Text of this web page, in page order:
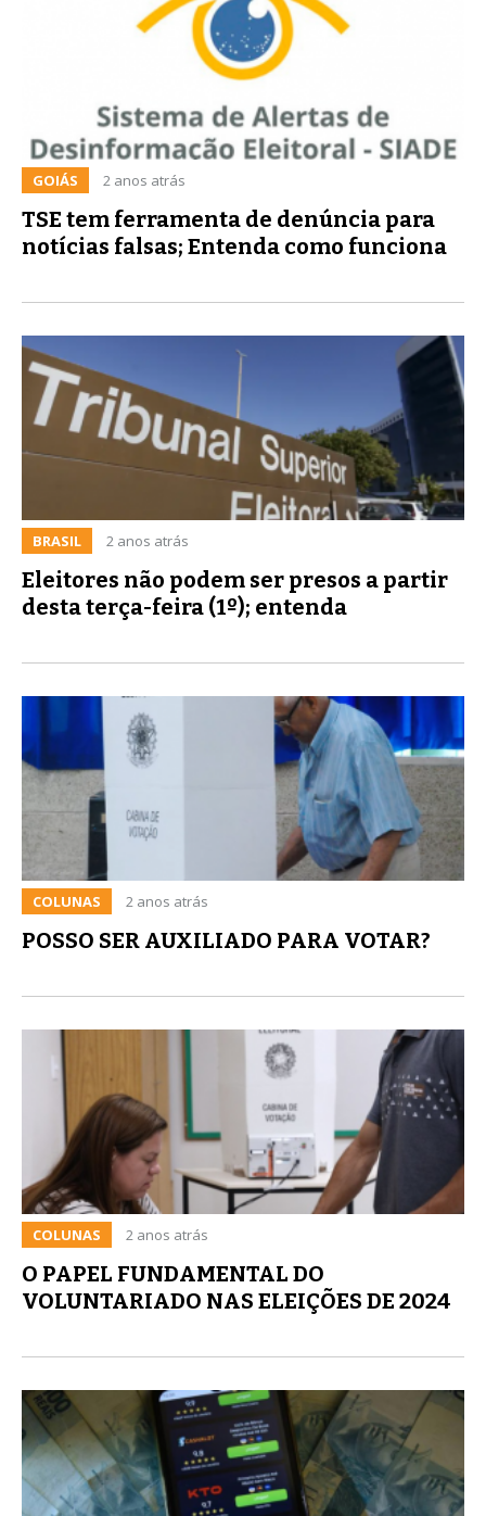
GOIÁS 2 anos atrás
TSE tem ferramenta de denúncia para
notícias falsas; Entenda como funciona
BRASIL 2 anos atrás
Eleitores não podem ser presos a partir
desta terça-feira (1º); entenda
COLUNAS 2 anos atrás
POSSO SER AUXILIADO PARA VOTAR?
COLUNAS 2 anos atrás
O PAPEL FUNDAMENTAL DO
VOLUNTARIADO NAS ELEIÇÕES DE 2024